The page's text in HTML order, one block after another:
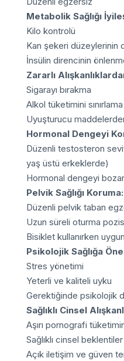
Metabolik Sağlığı
Kilo kontrolü
Kan şekeri düzeylerinin
İnsülin direncinin
Zararlı
Sigarayı bırakma
Alkol tüketimini sınırlama
Uyuşturucu
Hormonal Dengeyi
Düzenli testosteron
yaş üstü erkeklerde)
Hormonal dengeyi
Pelvik Sağlığı Koruma:
Düzenli pelvik taban
Uzun süreli oturma
Bisiklet kullanırken
Psikolojik Sağlığa
Stres yönetimi
Yeterli ve kaliteli uyku
Gerektiğinde psikolojik
Sağlıklı Cinsel
Aşırı pornografi
Sağlıklı cinsel
Açık iletişim ve güven